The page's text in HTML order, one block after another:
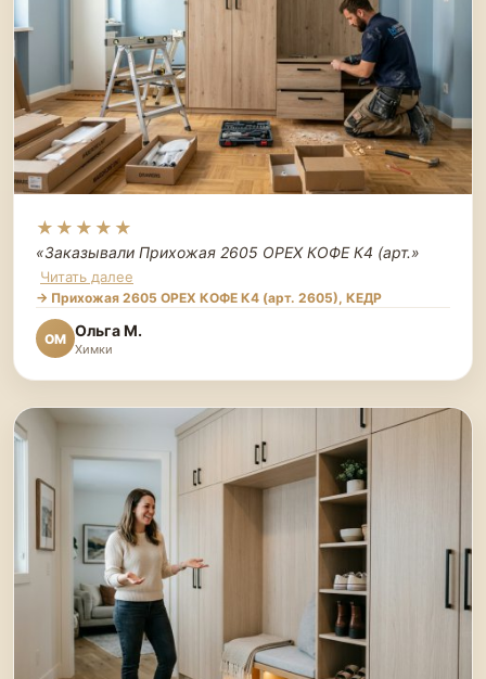
★★★★★
«Заказывали Прихожая 2605 ОРЕХ КОФЕ К4 (арт.»
Читать далее
→ Прихожая 2605 ОРЕХ КОФЕ К4 (арт. 2605), КЕДР
ОМ Ольга М.
Химки